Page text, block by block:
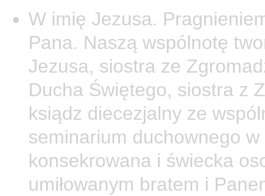
W imię Jezusa.
Pana. Naszą wspólnotę
Jezusa, siostra ze
Ducha Świętego, siostra z
ksiądz diecezjalny ze
seminarium duchownego
konsekrowana i świecka
umiłowanym bratem i